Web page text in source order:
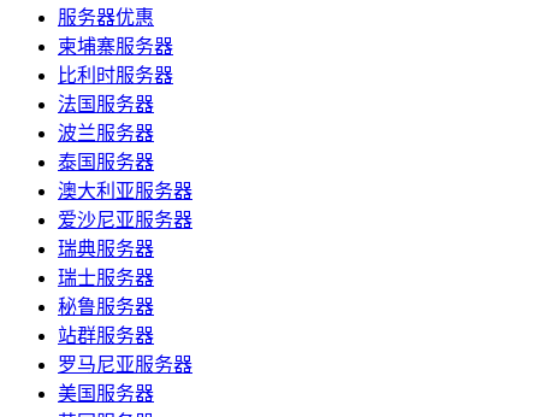
服务器优惠
柬埔寨服务器
比利时服务器
法国服务器
波兰服务器
泰国服务器
澳大利亚服务器
爱沙尼亚服务器
瑞典服务器
瑞士服务器
秘鲁服务器
站群服务器
罗马尼亚服务器
美国服务器